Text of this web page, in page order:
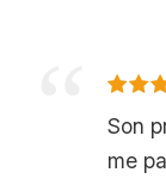
Son
me